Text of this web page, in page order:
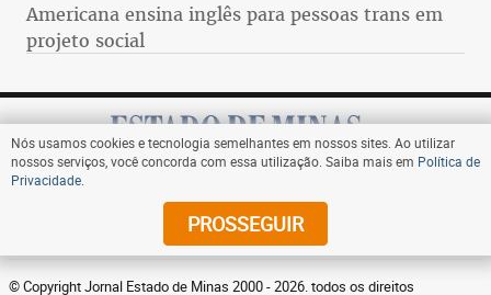
Americana ensina inglês para pessoas trans em
projeto social
Assine
© Copyright Jornal Estado de Minas 2000 - 2026. todos os direitos
Nós usamos cookies e tecnologia semelhantes em nossos sites. Ao utilizar
nossos serviços, você concorda com essa utilização. Saiba mais em Política de
Privacidade
PROSSEGUIR